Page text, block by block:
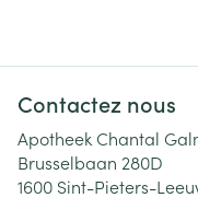
Contactez nous
Apotheek Chantal
Brusselbaan 280D
1600 Sint-Pieters-